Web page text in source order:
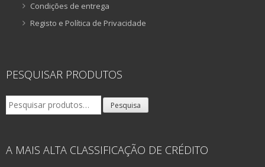
Condições de entrega
Registo e Política de Privacidade
PESQUISAR PRODUTOS
Pesquisar
por:
Pesquisa
A MAIS ALTA CLASSIFICAÇÃO DE CRÉDITO